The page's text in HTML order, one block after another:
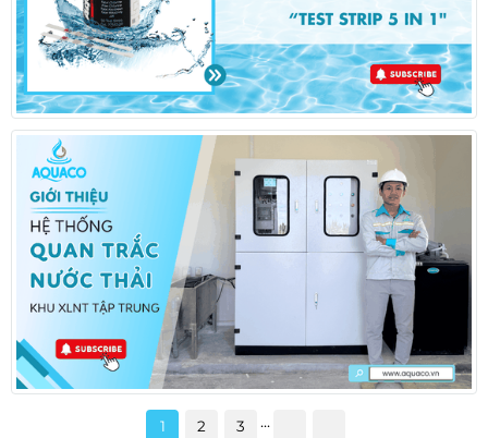
1 2 3 ...